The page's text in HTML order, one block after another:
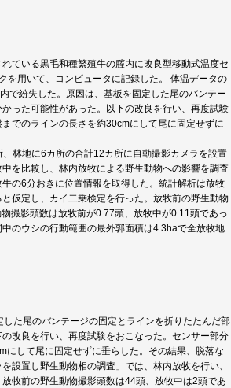
ている黒毛和種繁殖牛の腟内に改良型移動式温度セ
を用いて、コンピュータに記録した。 体温データの
紛失した。原因は、基板を固定した尾のバンテー
った可能性があった。以下の改良を行い、再度試験
でのラインの長さを約30cmにして尾に固定せずに
林地に6カ所の合計12カ所に自動撮影カメラを設置
を比較し、林内放牧による野生動物への影響を調査
の6分おきに位置情報を取得した。統計解析は放牧
仮定し、カイ二乗検定を行った。放牧前の野生動物
撮影頭数は放牧前が0.77頭、放牧中が0.11頭であっ
のウシの行動範囲の最外郭面積は4.3haで全放牧地
た尾のバンテージの固定とラインを折りたたんだ部
改良を行い、再度試験をおこなった。センサー部分
して尾に固定せずに垂らした。その結果、脱落な
設置し野生動物相の調査」では、林内放牧を行い、
牧前の野生動物撮影頭数は44頭、放牧中は2頭であ